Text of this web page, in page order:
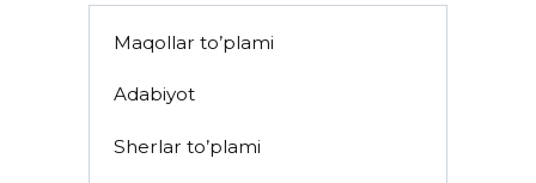
Maqollar to’plami
Adabiyot
Sherlar to’plami